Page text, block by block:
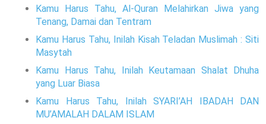
Kamu Harus Tahu, Al-Quran Melahirkan Jiwa yang
Tenang, Damai dan Tentram
Kamu Harus Tahu, Inilah Kisah Teladan Muslimah : Siti
Masytah
Kamu Harus Tahu, Inilah Keutamaan Shalat Dhuha
yang Luar Biasa
Kamu Harus Tahu, Inilah SYARI’AH IBADAH DAN
MU’AMALAH DALAM ISLAM